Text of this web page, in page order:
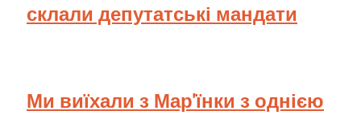
склали депутатські мандати
Ми виїхали з Мар'їнки з однією